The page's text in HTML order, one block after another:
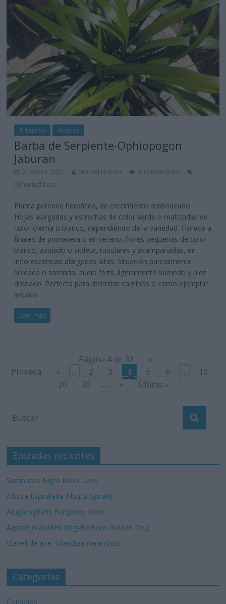
Arbustos Vivaces
Barba de Serpiente-Ophiopogon
Jaburan
31 enero, 2021 Marisol Huesca
0 comentarios
Dificultad baja
Planta perenne herbácea, de crecimiento redondeado.
Hojas alargadas y estrechas de color verde o matizadas de
color crema o blanco, dependiendo de la variedad. Florece a
finales de primavera o en verano, flores pequeñas de color
blanco, azulado o violeta, tubulares y acampanadas, en
inflorescencias alargadas altas. Situación parcialmente
soleada o sombría, suelo fértil, ligeramente húmedo y bien
drenado. Perfecta para delimitar caminos o como ejemplar
aislado.
Leer más
Página 4 de 33
«
Primera
« ... 2 3 4 5 6 ...
10
20
30 ... » Última »
Entradas recientes
Sambucus Nigra Black Lace
Albuca Espiralada-Albuca Spiralis
Ajuga reptans Burgundy Glow
Agradejo Golden Ring-Berberis Golden Ring
Clavell de aire-Tillandsia Aeranthos
Categorías
Consejos